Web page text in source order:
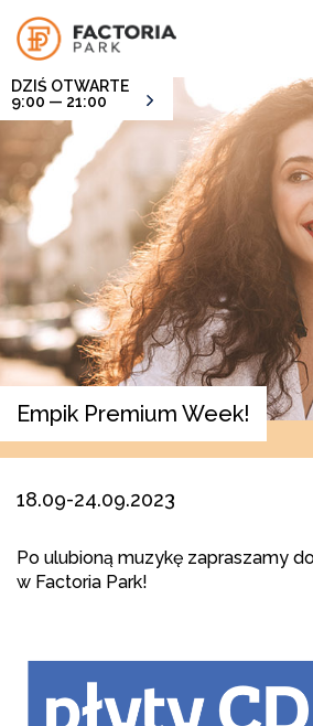
DZIŚ OTWARTE
9:00 — 21:00
Empik Premium Week!
18.09-24.09.2023
Po ulubioną muzykę zapraszamy
w Factoria Park!